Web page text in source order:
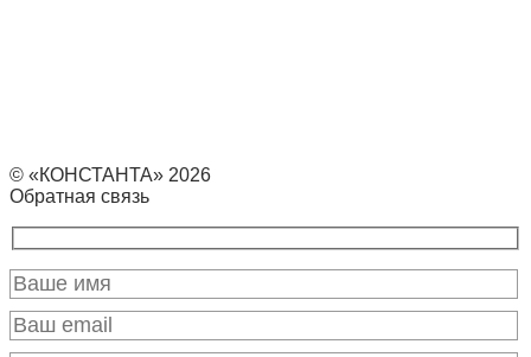
© «КОНСТАНТА» 2026
Обратная связь